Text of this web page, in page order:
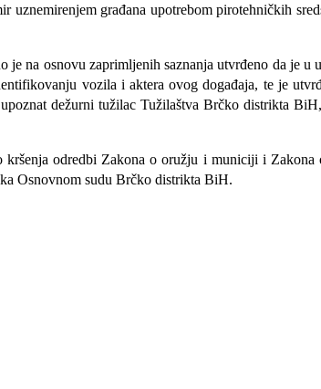
građana upotrebom pirotehničkih
je na osnovu zaprimljenih saznanja utvrđeno da je u
vozila i aktera ovog događaja, te je
dežurni tužilac Tužilaštva Brčko distrikta
odredbi Zakona o oružju i municiji i Zakona
Osnovnom sudu Brčko distrikta BiH.